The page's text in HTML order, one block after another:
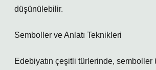
düşünülebilir.
Semboller ve Anlatı Teknikleri
Edebiyatın çeşitli türlerinde, semboller